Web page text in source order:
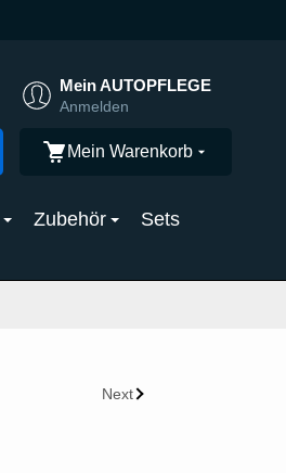
Mein AUTOPFLEGE
Anmelden
Mein Warenkorb
Zubehör
Sets
Next